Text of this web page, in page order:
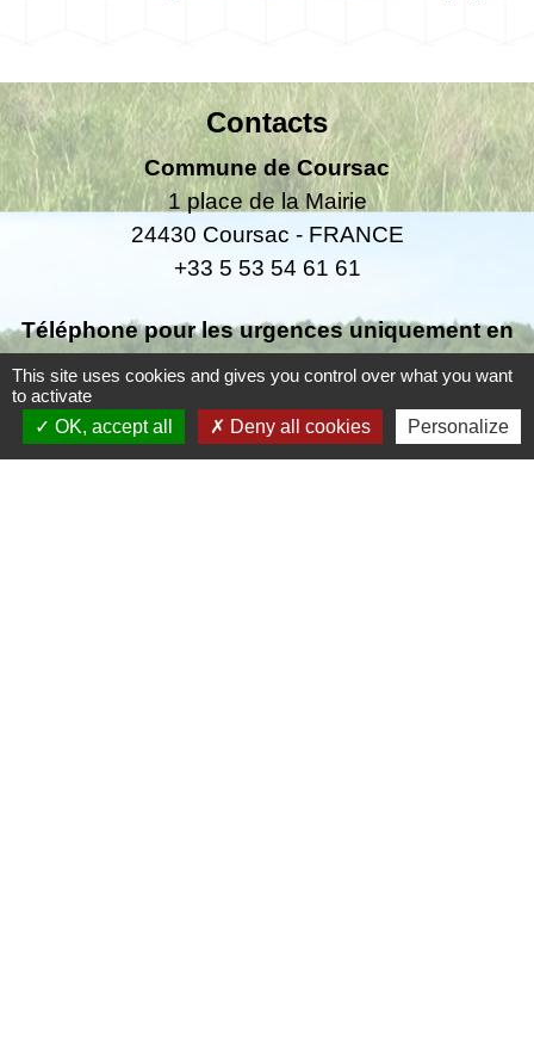
Contacts
Commune de Coursac
1 place de la Mairie
24430 Coursac - FRANCE
+33 5 53 54 61 61
Téléphone pour les urgences uniquement en
dehors des horaires d'ouverture de la mairie
This site uses cookies and gives you control over what you want
to activate
OK, accept all
Deny all cookies Personalize